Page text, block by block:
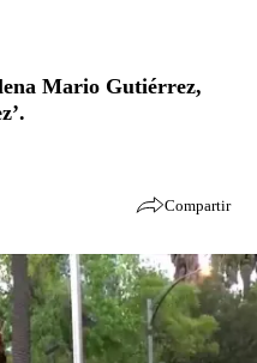
Mario Gutiérrez,
Compartir